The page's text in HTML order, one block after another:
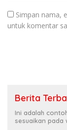
Simpan nama,
untuk komentar
Berita
Ini adalah
sesuaikan pada